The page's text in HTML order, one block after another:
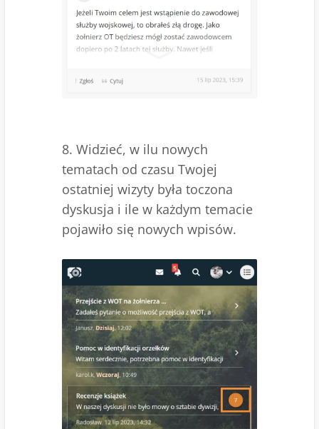
8. Widzieć, w ilu nowych
tematach od czasu Twojej
ostatniej wizyty była toczona
dyskusja i ile w każdym temacie
pojawiło się nowych wpisów.